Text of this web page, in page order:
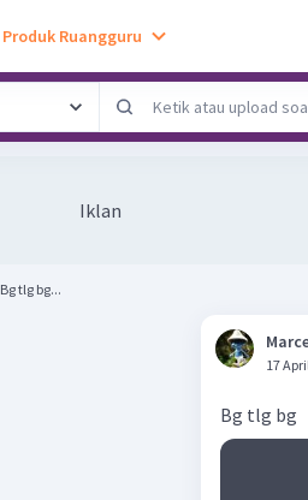
Produk Ruangguru
Iklan
Bg tlg bg...
17
Bg tlg bg